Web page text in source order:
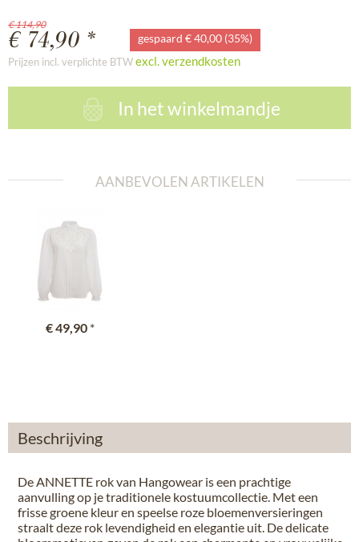
€ 114,90
€ 74,90 * gespaard € 40,00 (35%)
Prijzen incl. verplichte BTWexcl. verzendkosten
In het winkelmandje
AANBEVOLEN ARTIKELEN
€ 49,90 *
Beschrijving
De ANNETTE rok van Hangowear is een prachtige
aanvulling op je traditionele kostuumcollectie. Met een
frisse groene kleur en speelse roze bloemenversieringen
straalt deze rok levendigheid en elegantie uit. De delicate